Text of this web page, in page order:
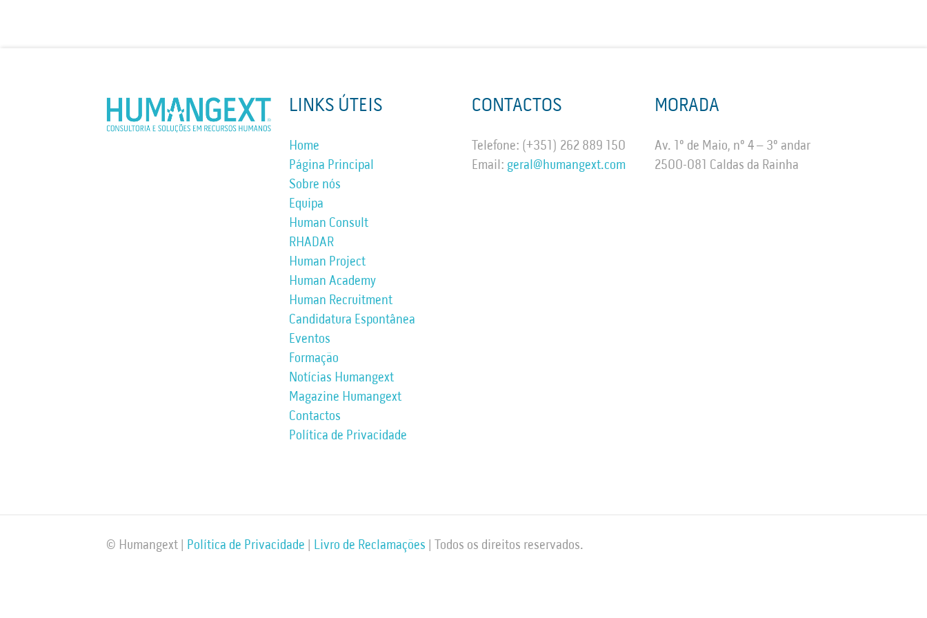
LINKS ÚTEIS
Home
Página Principal
Sobre nós
Equipa
Human Consult
RHADAR
Human Project
Human Academy
Human Recruitment
Candidatura Espontânea
Eventos
Formação
Notícias Humangext
Magazine Humangext
Contactos
Política de Privacidade
CONTACTOS
Telefone: (+351) 262 889 150
Email: geral@humangext.com
MORADA
Av. 1º de Maio, nº 4 – 3º andar
2500-081 Caldas da Rainha
© Humangext | Política de Privacidade Livro de Reclamações | Todos os direitos reservados.